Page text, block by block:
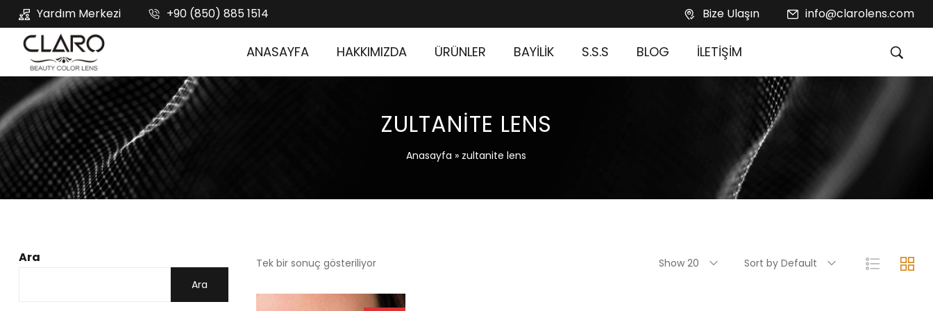
Yardım Merkezi +90 (850) 885 1514 Bize Ulaşın info@clarolens.com
ANASAYFA HAKKIMIZDA ÜRÜNLER BAYİLİK S.S.S BLOG İLETİŞİM
ZULTANITE LENS
Anasayfa » zultanite lens
Ara
Ara
Tek bir sonuç gösteriliyor Show 20 Sort by Default